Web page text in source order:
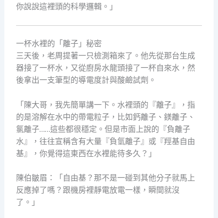
你說說這裡頭的科學邏輯。」
一杯水裡的「離子」秘密
三天後，老周提著一只檢測箱來了。他先從那台生成
器接了一杯水，又從廚房水龍頭接了一杯自來水，然
後拿出一支筆型的導電度計與酸鹼試劑。
「陳大哥，我先簡單講一下。水裡頭的『離子』，指
的是溶解在水中的帶電粒子，比如鈣離子、鎂離子、
氯離子……這些都很穩定。但是市面上說的『負離子
水』，往往宣稱含有大量『負氫離子』或『羥基自由
基』，你覺得這東西在水裡能待多久？」
陳伯皺眉：「自由基？那不是一碰到其他分子就馬上
反應掉了嗎？跟機房裡靜電放電一樣，瞬間就沒
了。」